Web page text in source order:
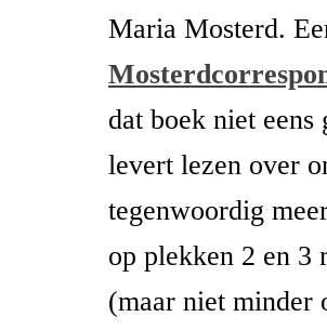
Maria Mosterd.
dat boek niet
levert lezen over
tegenwoordig
op plekken 2 en 3
(maar niet minder